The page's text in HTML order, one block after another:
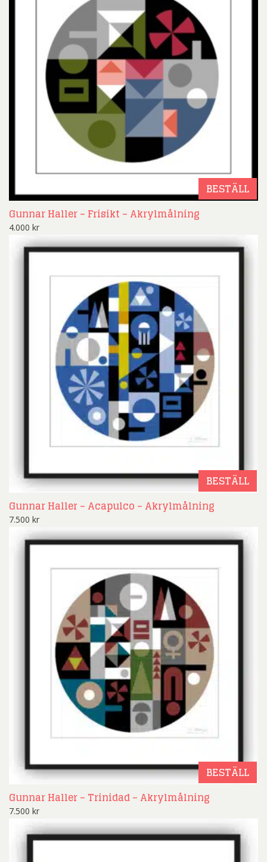
BESTÄLL
Gunnar Haller – Frisikt – Akrylmålning
4.000 kr
BESTÄLL
Gunnar Haller – Acapulco – Akrylmålning
7.500 kr
BESTÄLL
Gunnar Haller – Trinidad – Akrylmålning
7.500 kr